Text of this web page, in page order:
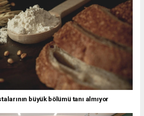
büyük bölümü tanı almıyor